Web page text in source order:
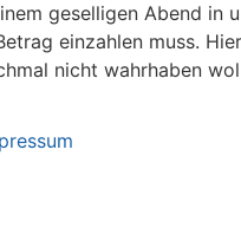
geselligen Abend in
einzahlen muss.
nicht wahrhaben